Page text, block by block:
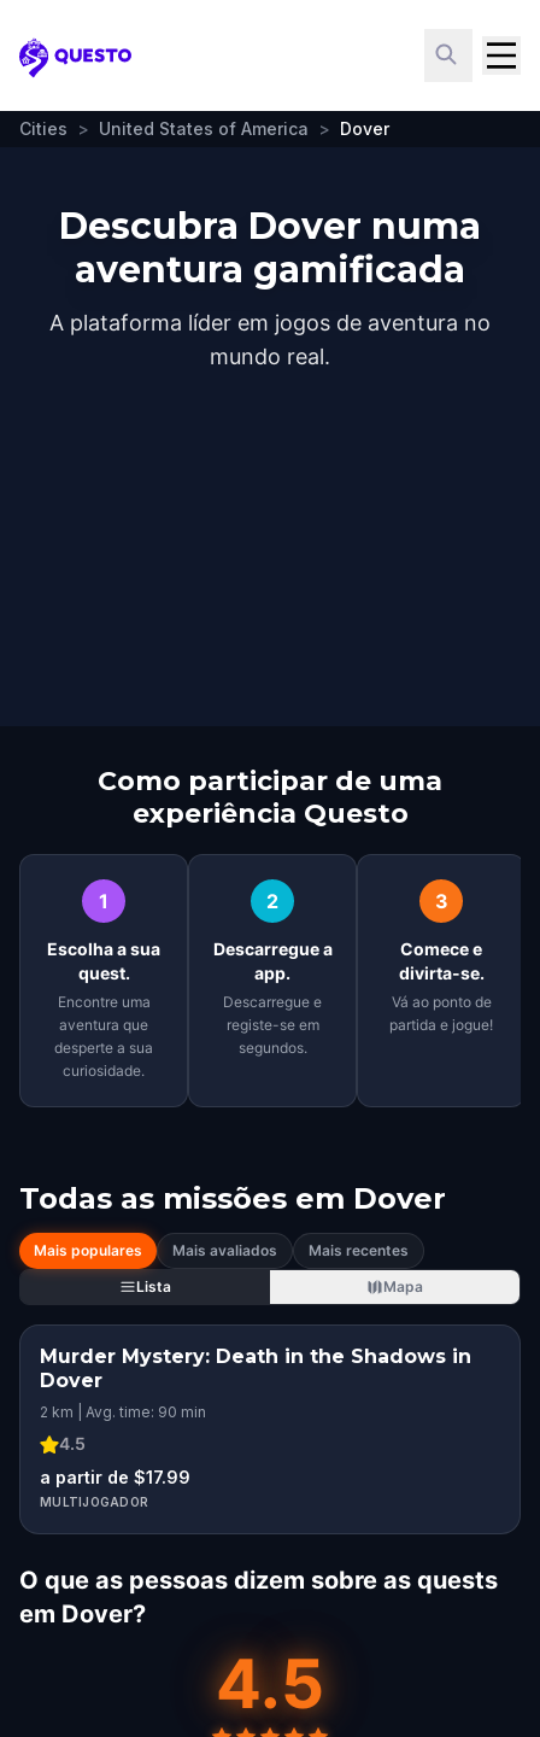
Questo
Cities > United States of America > Dover
Descubra Dover numa
aventura gamificada
A plataforma líder em jogos de aventura no
mundo real.
Como participar de uma
experiência Questo
1
Escolha a sua
quest.
Encontre uma
aventura que
desperte a sua
curiosidade.
2
Descarregue a
app.
Descarregue e
registe-se em
segundos.
3
Comece e
divirta-se.
Vá ao ponto de
partida e jogue!
Todas as missões em Dover
Mais populares Mais avaliados
Mais recentes
Lista
Mapa
Murder Mystery: Death in the Shadows in
Dover
2 km | Avg. time: 90 min
4.5
a partir de $17.99
MULTIJOGADOR
O que as pessoas dizem sobre as quests
em Dover?
4.5